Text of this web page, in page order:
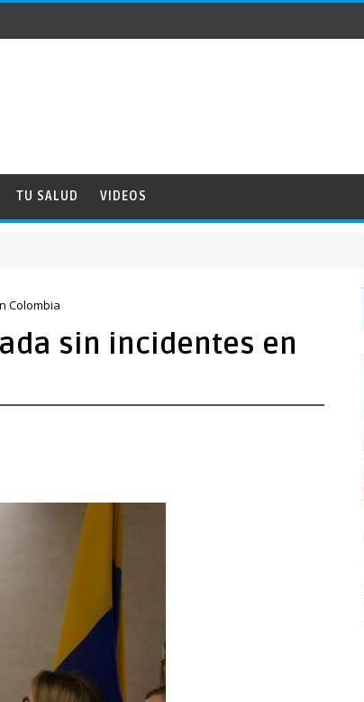
TU SALUD VIDEOS
Colombia
sin incidentes en